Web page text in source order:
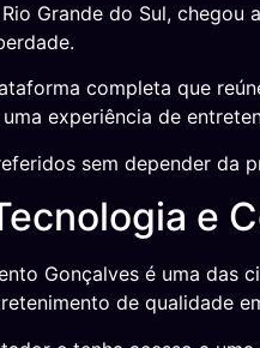
Grande do Sul,
completa que
experiência de
sem depender da
e
Gonçalves é uma
de qualidade